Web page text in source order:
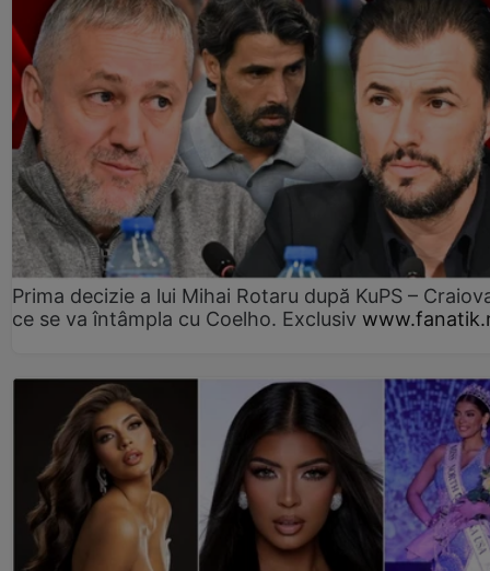
Prima decizie a lui Mihai Rotaru după KuPS –
ce se va întâmpla cu Coelho. Exclusiv